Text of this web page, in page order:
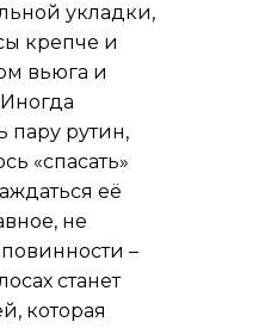
укладки,
крепче и
вьюга и
пару рутин,
«спасать»
её
не
–
станет
которая